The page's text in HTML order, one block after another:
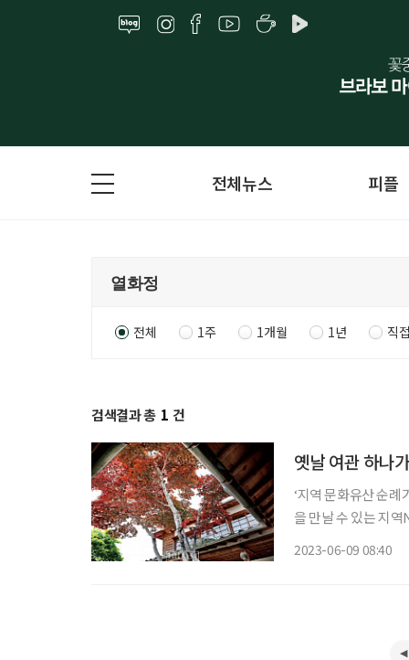
전체뉴스 피플
전체 1주 1개월 1년 직
검색결과 총 1 건
옛날 여관 하나
‘지역 문화유산 순
을 만날 수 있는 지
2023-06-09 08:40